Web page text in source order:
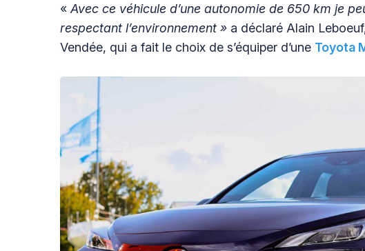
« Avec ce véhicule d’une autonomie de 650 km je
respectant l’environnement » a déclaré Alain
Vendée, qui a fait le choix de s’équiper d’une Toyota